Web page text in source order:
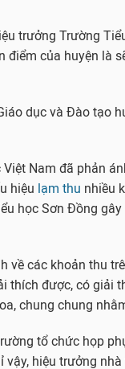
trưởng Trường
điểm của huyện là
dục và Đào tạo
Nam đã phản
hiệu lạm thu nhiều
học Sơn Đồng
về các khoản thu
thích được, có giải
chung chung
tổ chức họp
vậy, hiệu trưởng